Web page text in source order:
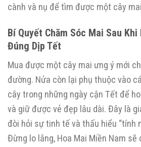
cành và nụ để tìm được một cây
Bí Quyết Chăm Sóc Mai Sau
Đúng Dịp Tết
Mua được một cây mai ưng ý mới
đường. Nửa còn lại phụ thuộc vào
cây trong những ngày cận Tết để
và giữ được vẻ đẹp lâu dài. Đây là
đòi hỏi sự tinh tế và thấu hiểu “tính
Đừng lo lắng, Hoa Mai Miền Nam sẽ